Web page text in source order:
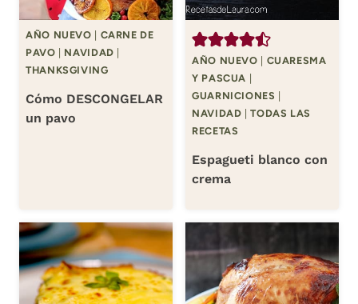
AÑO NUEVO
CARNE DE
PAVO
NAVIDAD
THANKSGIVING
Cómo DESCONGELAR
un pavo
AÑO NUEVO
CUARESMA
Y PASCUA
GUARNICIONES
NAVIDAD |TODAS LAS
RECETAS
Espagueti blanco con
crema